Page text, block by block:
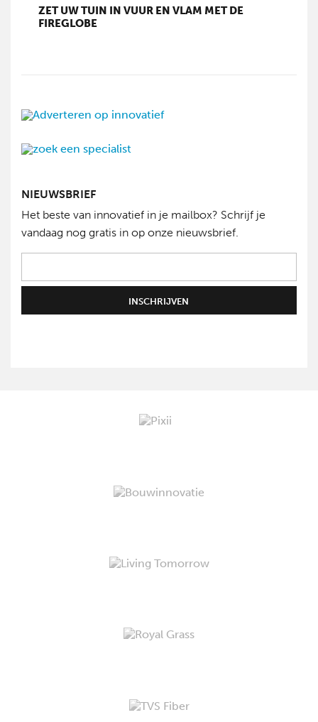
ZET UW TUIN IN VUUR EN VLAM MET DE
FIREGLOBE
NIEUWSBRIEF
Het beste van innovatief in je mailbox? Schrijf je
vandaag nog gratis in op onze nieuwsbrief.